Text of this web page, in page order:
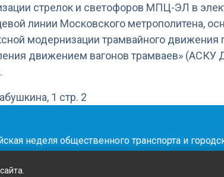
стрелок и светофоров МПЦ-ЭЛ в
линии Московского метрополитена,
модернизации трамвайного движения
движением вагонов трамваев» (АСКУ
1 стр. 2
неделя общественного транспорта и